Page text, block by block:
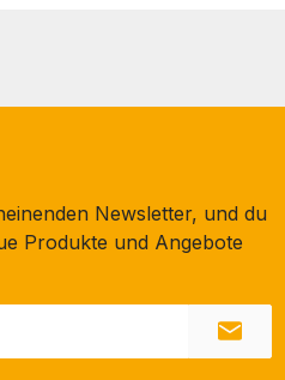
Newsletter, und du
Produkte und Angebote